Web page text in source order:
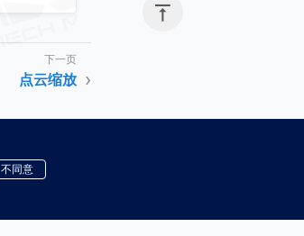

点云缩放
不同意